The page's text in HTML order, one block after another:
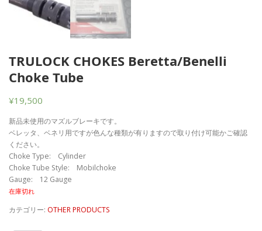
TRULOCK CHOKES Beretta/Benelli
Choke Tube
¥19,500
新品未使用のマズルブレーキです。
ベレッタ、ベネリ用ですが色んな種類が有りますので取り付け可能かご確認
ください。
Choke Type: Cylinder
Choke Tube Style: Mobilchoke
Gauge: 12 Gauge
在庫切れ
カテゴリー: OTHER PRODUCTS